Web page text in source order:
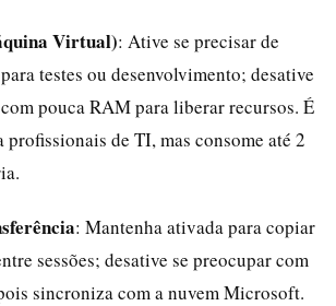
Virtual): Ative se precisar de
testes ou desenvolvimento; desative
pouca RAM para liberar recursos. É
profissionais de TI, mas consome até 2
: Mantenha ativada para copiar
sessões; desative se preocupar com
sincroniza com a nuvem Microsoft.